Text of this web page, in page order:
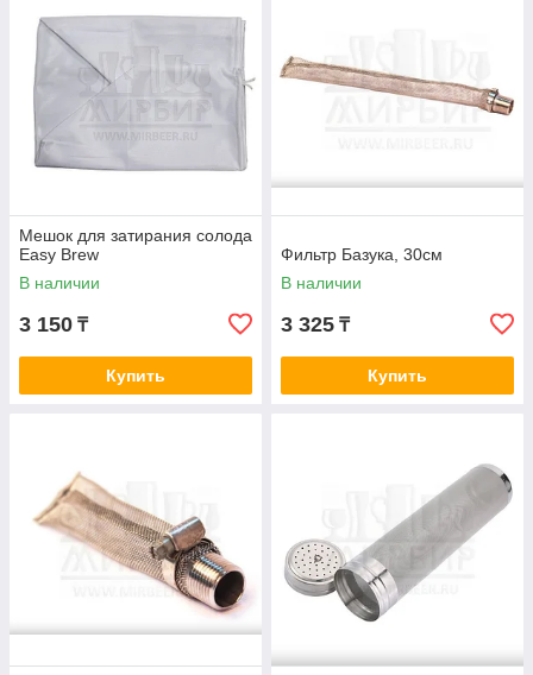
Мешок для затирания солода
Easy Brew
В наличии
3 150 ₸
Купить
Фильтр Базука, 30см
В наличии
3 325 ₸
Купить